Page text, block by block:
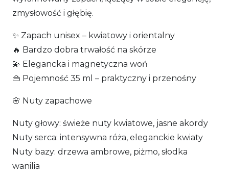
zmysłowość i głębię.
✨ Zapach unisex – kwiatowy i orientalny
🔥 Bardzo dobra trwałość na skórze
💫 Elegancka i magnetyczna woń
👜 Pojemność 35 ml – praktyczny i przenośny
🌸 Nuty zapachowe
Nuty głowy: świeże nuty kwiatowe, jasne akordy
Nuty serca: intensywna róża, eleganckie kwiaty
Nuty bazy: drzewa ambrowe, piżmo, słodka
wanilia